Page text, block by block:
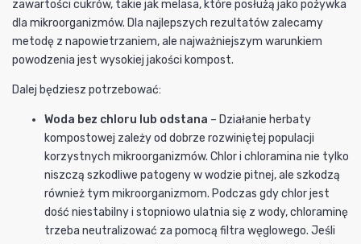
zawartości cukrów, takie jak melasa, które posłużą jako pożywka
dla mikroorganizmów. Dla najlepszych rezultatów zalecamy
metodę z napowietrzaniem, ale najważniejszym warunkiem
powodzenia jest wysokiej jakości kompost.
Dalej będziesz potrzebować:
Woda bez chloru lub odstana – Działanie herbaty
kompostowej zależy od dobrze rozwiniętej populacji
korzystnych mikroorganizmów. Chlor i chloramina nie tylko
niszczą szkodliwe patogeny w wodzie pitnej, ale szkodzą
również tym mikroorganizmom. Podczas gdy chlor jest
dość niestabilny i stopniowo ulatnia się z wody, chloraminę
trzeba neutralizować za pomocą filtra węglowego. Jeśli